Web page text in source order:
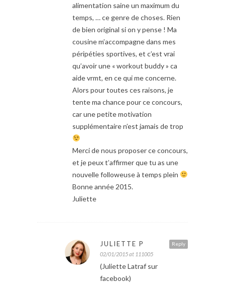
alimentation saine un maximum du
temps, … ce genre de choses. Rien
de bien original si on y pense ! Ma
cousine m’accompagne dans mes
péripéties sportives, et c’est vrai
qu’avoir une « workout buddy » ca
aide vrmt, en ce qui me concerne.
Alors pour toutes ces raisons, je
tente ma chance pour ce concours,
car une petite motivation
supplémentaire n’est jamais de trop
Merci de nous proposer ce concours,
et je peux t’affirmer que tu as une
nouvelle followeuse à temps plein
Bonne année 2015.
Juliette
Reply
JULIETTE P
02/01/2015 at 111005
(Juliette Latraf sur
facebook)